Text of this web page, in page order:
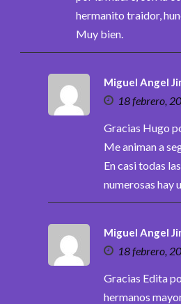
hermanito traidor,
Muy bien.
Miguel Angel
18 febrero,
Gracias Hugo
Me animan a
En casi todas
numerosas hay
Miguel Angel
18 febrero,
Gracias Edita
hermanos